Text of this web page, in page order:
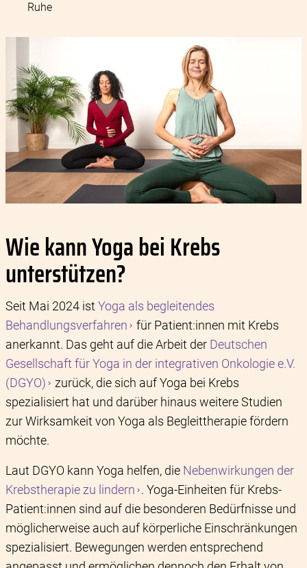
Ruhe
Wie kann Yoga bei Krebs
unterstützen?
Seit Mai 2024 ist Yoga als begleitendes
Behandlungsverfahren
für Patient:innen mit Krebs
anerkannt. Das geht auf die Arbeit der Deutschen
Gesellschaft für Yoga in der integrativen Onkologie e.V.
(DGYO)
zurück, die sich auf Yoga bei Krebs
spezialisiert hat und darüber hinaus weitere Studien
zur Wirksamkeit von Yoga als Begleittherapie fördern
möchte.
Laut DGYO kann Yoga helfen, die Nebenwirkungen der
Krebstherapie zu lindern . Yoga-Einheiten für Krebs-
Patient:innen sind auf die besonderen Bedürfnisse und
möglicherweise auch auf körperliche Einschränkungen
spezialisiert. Bewegungen werden entsprechend